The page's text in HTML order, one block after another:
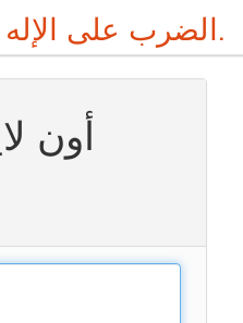
الضرب على الإله--أفضل متعددة اللغات على الإنترنت لوحة المفاتيح.
أون